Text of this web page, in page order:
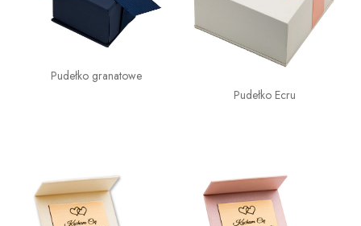
Pudełko granatowe
Pudełko Ecru